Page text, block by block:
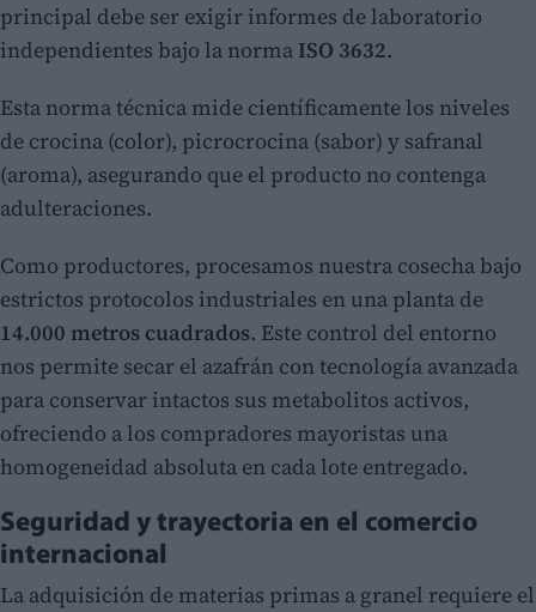
principal debe ser exigir informes de laboratorio
independientes bajo la norma ISO 3632.
Esta norma técnica mide científicamente los niveles
de crocina (color), picrocrocina (sabor) y safranal
(aroma), asegurando que el producto no contenga
adulteraciones.
Como productores, procesamos nuestra cosecha bajo
estrictos protocolos industriales en una planta de
14.000 metros cuadrados. Este control del entorno
nos permite secar el azafrán con tecnología avanzada
para conservar intactos sus metabolitos activos,
ofreciendo a los compradores mayoristas una
homogeneidad absoluta en cada lote entregado.
Seguridad y trayectoria en el comercio
internacional
La adquisición de materias primas a granel requiere el